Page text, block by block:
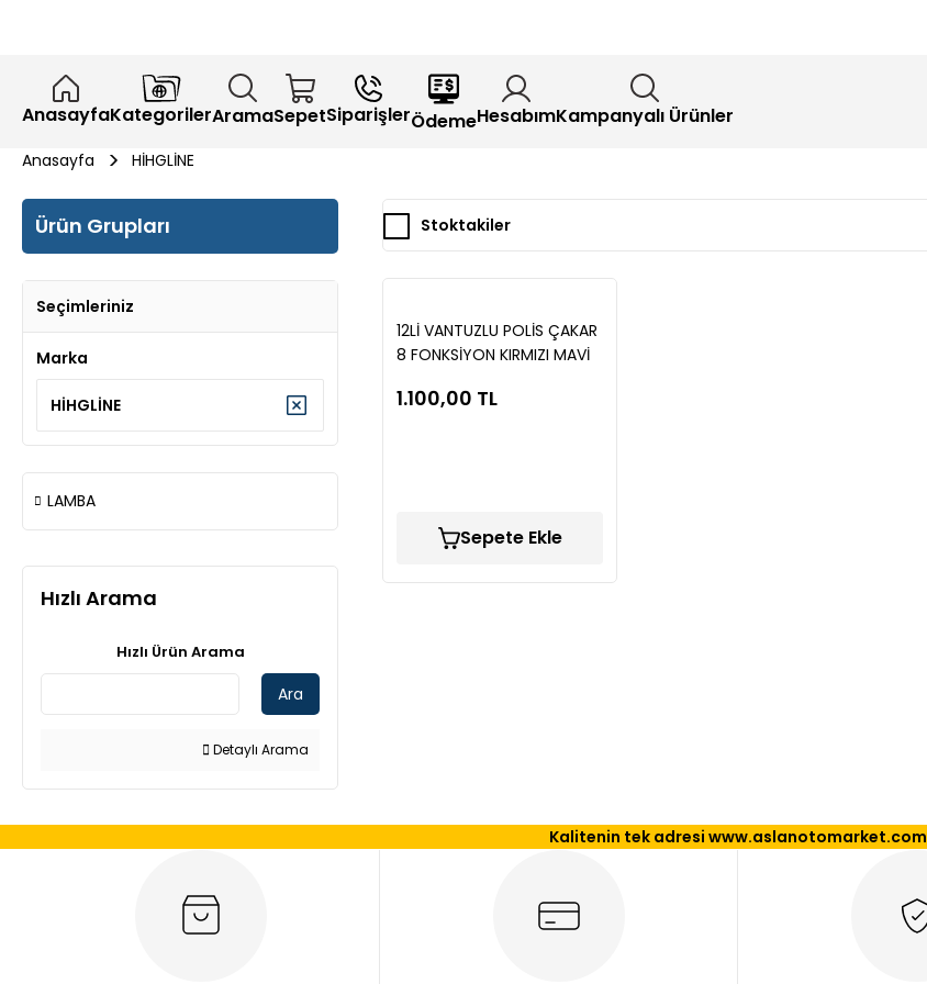
AnasayfaKategorilerAramaSepetSiparişlerÖdemeHesabımKampanyalı Ürünler
Anasayfa HİHGLİNE
Ürün Grupları
Seçimleriniz
Marka
HİHGLİNE
LAMBA
Hızlı Arama
Hızlı Ürün Arama
Ara
Detaylı Arama
Stoktakiler
12Lİ VANTUZLU POLİS ÇAKAR
8 FONKSİYON KIRMIZI MAVİ
1.100,00 TL
Sepete Ekle
Kalitenin tek adresi www.aslanotomarket.com